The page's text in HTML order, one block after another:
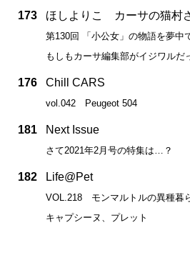
173 ほしよりこ カーサの猫村
第130回 「小公女」の物語を夢中
もしもカーサ編集部がイジワル
176 Chill CARS
vol.042 Peugeot 504
181 Next Issue
さて2021年2月号の特集は…？
182 Life@Pet
VOL.218 モンマルトルの異種暮ら
キャプシーヌ、プレット